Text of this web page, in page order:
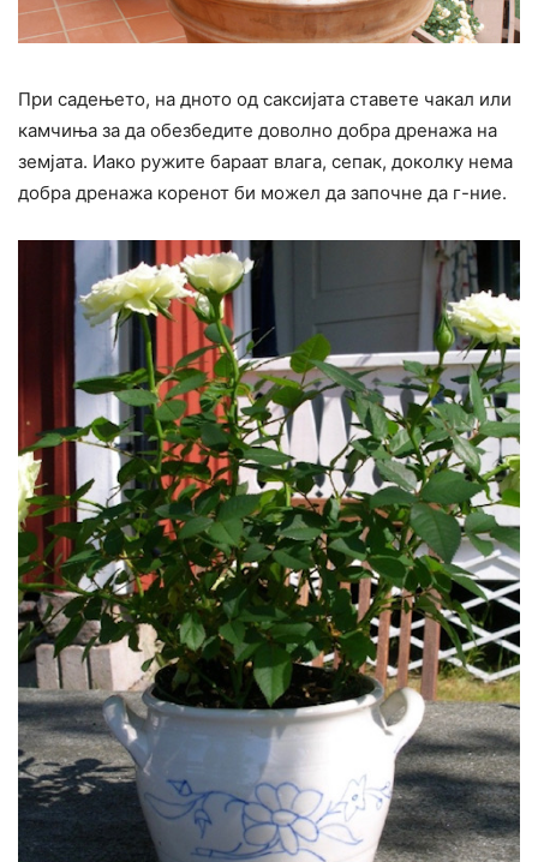
При садењето, на дното од саксијата ставете чакал или
камчиња за да обезбедите доволно добра дренажа на
земјата. Иако ружите бараат влага, сепак, доколку нема
добра дренажа коренот би можел да започне да г-ние.